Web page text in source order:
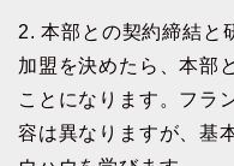
2. 本部との契約締結と
加盟を決めたら、本部
ことになります。フラ
容は異なりますが、基